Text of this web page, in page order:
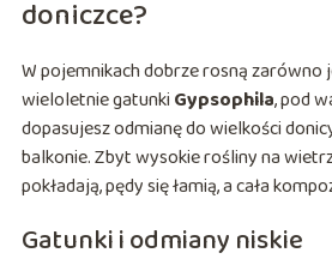
doniczce?
W pojemnikach dobrze rosną zarówno
wieloletnie gatunki Gypsophila, pod
dopasujesz odmianę do wielkości
balkonie. Zbyt wysokie rośliny na
pokładają, pędy się łamią, a cała
Gatunki i odmiany niskie